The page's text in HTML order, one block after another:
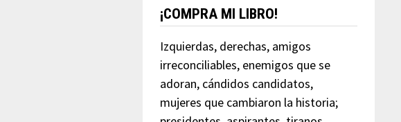
¡COMPRA MI LIBRO!
Izquierdas, derechas, amigos
irreconciliables, enemigos que se
adoran, cándidos candidatos,
mujeres que cambiaron la historia;